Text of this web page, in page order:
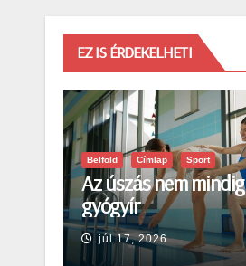
EZ IS ÉRDEKELHETI
Belföld Címlap Sport
Az úszás nem mindig
gyógyír
júl 17, 2026